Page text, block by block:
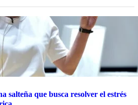
salteña que busca resolver el estrés